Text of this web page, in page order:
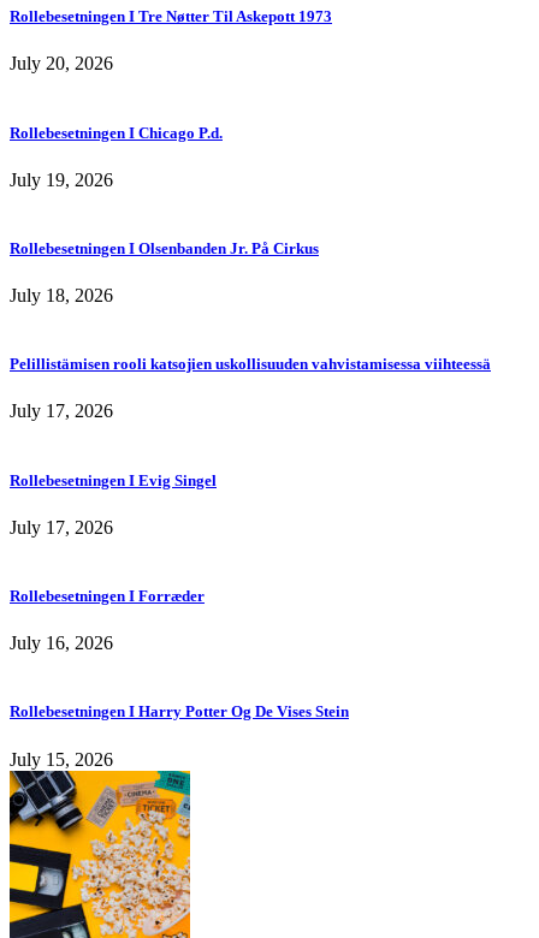
Rollebesetningen I Tre Nøtter Til Askepott 1973
July 20, 2026
Rollebesetningen I Chicago P.d.
July 19, 2026
Rollebesetningen I Olsenbanden Jr. På Cirkus
July 18, 2026
Pelillistämisen rooli katsojien uskollisuuden vahvistamisessa viihteessä
July 17, 2026
Rollebesetningen I Evig Singel
July 17, 2026
Rollebesetningen I Forræder
July 16, 2026
Rollebesetningen I Harry Potter Og De Vises Stein
July 15, 2026